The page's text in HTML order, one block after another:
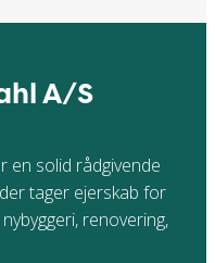
A/S
en solid rådgivende
tager ejerskab for
renovering,